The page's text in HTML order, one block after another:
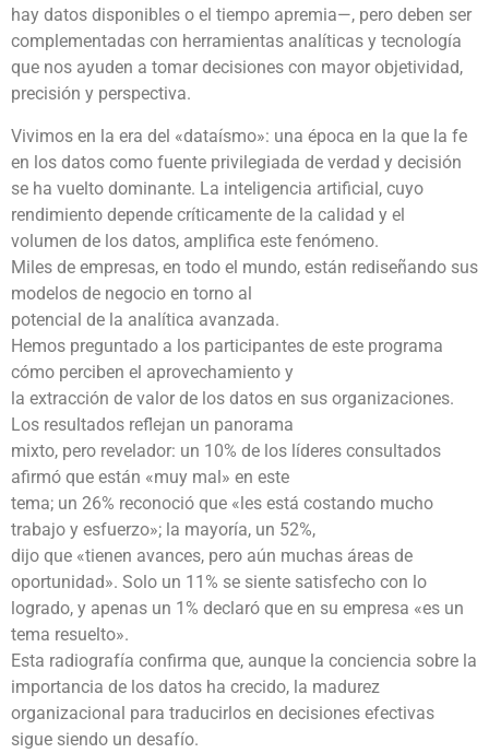
hay datos disponibles o el tiempo apremia—, pero deben ser
complementadas con herramientas analíticas y tecnología
que nos ayuden a tomar decisiones con mayor objetividad,
precisión y perspectiva.
Vivimos en la era del «dataísmo»: una época en la que la fe
en los datos como fuente privilegiada de verdad y decisión
se ha vuelto dominante. La inteligencia artificial, cuyo
rendimiento depende críticamente de la calidad y el
volumen de los datos, amplifica este fenómeno.
Miles de empresas, en todo el mundo, están rediseñando sus
modelos de negocio en torno al
potencial de la analítica avanzada.
Hemos preguntado a los participantes de este programa
cómo perciben el aprovechamiento y
la extracción de valor de los datos en sus organizaciones.
Los resultados reflejan un panorama
mixto, pero revelador: un 10% de los líderes consultados
afirmó que están «muy mal» en este
tema; un 26% reconoció que «les está costando mucho
trabajo y esfuerzo»; la mayoría, un 52%,
dijo que «tienen avances, pero aún muchas áreas de
oportunidad». Solo un 11% se siente satisfecho con lo
logrado, y apenas un 1% declaró que en su empresa «es un
tema resuelto».
Esta radiografía confirma que, aunque la conciencia sobre la
importancia de los datos ha crecido, la madurez
organizacional para traducirlos en decisiones efectivas
sigue siendo un desafío.